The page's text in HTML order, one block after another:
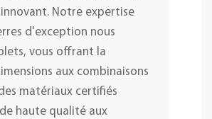
Notre expertise
d'exception nous
vous offrant la
aux combinaisons
matériaux certifiés
haute qualité aux